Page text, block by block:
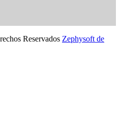
Reservados Zephysoft de